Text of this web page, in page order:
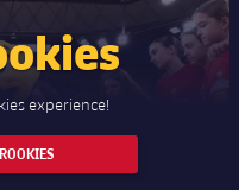
experience!